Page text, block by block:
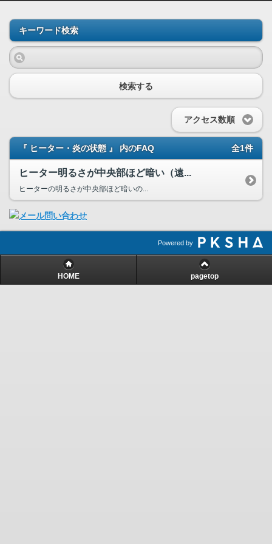
キーワード検索
検索する
アクセス数順
『 ヒーター・炎の状態 』 内のFAQ 全1件
ヒーター明るさが中央部ほど暗い（遠...
ヒーターの明るさが中央部ほど暗いの...
Powered by
HOME pagetop